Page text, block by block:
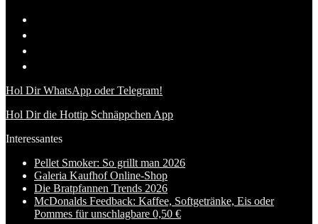
Hol Dir WhatsApp oder Telegram!
Hol Dir die Hottip Schnäppchen App
Interessantes
Pellet Smoker: So grillt man 2026
Galeria Kaufhof Online-Shop
Die Bratpfannen Trends 2026
McDonalds Feedback: Kaffee, Softgetränke, Eis oder
Pommes für unschlagbare 0,50 €